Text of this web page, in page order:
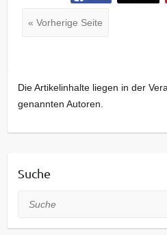
« Vorherige Seite
Die Artikelinhalte liegen in der
genannten Autoren.
Suche
Suche